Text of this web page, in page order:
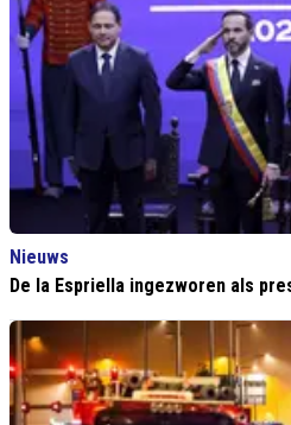
Nieuws
De la Espriella ingezworen als